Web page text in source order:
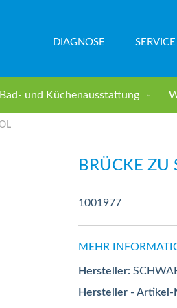
DIAGNOSE SERVICE
Bad- und Küchenausstattung
BRÜCKE ZU
1001977
MEHR
Hersteller:
Hersteller - Artikel-